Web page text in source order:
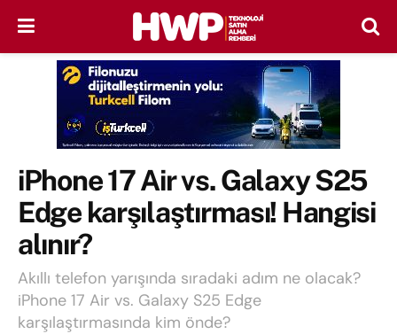
iPhone 17 Air vs. Galaxy S25
Edge karşılaştırması! Hangisi
alınır?
Akıllı telefon yarışında sıradaki adım ne olacak?
iPhone 17 Air vs. Galaxy S25 Edge
karşılaştırmasında kim önde?